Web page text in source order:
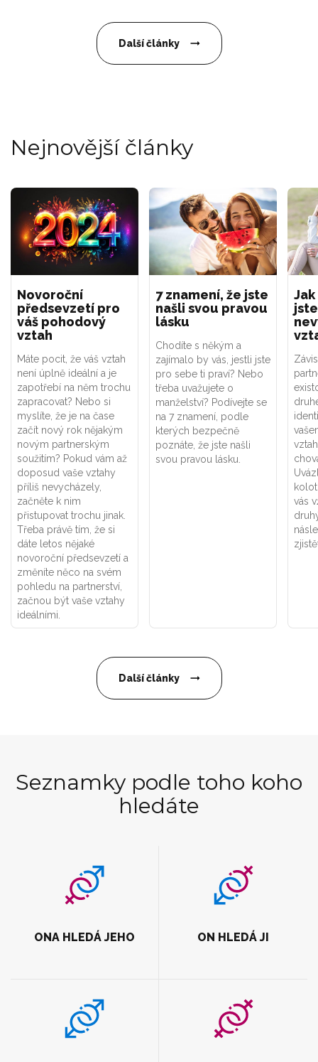
Další články
Nejnovější články
Novoroční
předsevzetí pro
váš pohodový
vztah
Máte pocit, že váš vztah
není úplně ideální a je
zapotřebí na něm trochu
zapracovat? Nebo si
myslíte, že je na čase
začít nový rok nějakým
novým partnerským
soužitím? Pokud vám až
doposud vaše vztahy
příliš nevycházely,
začněte k nim
přistupovat trochu jinak.
Třeba právě tím, že si
dáte letos nějaké
novoroční předsevzetí a
změníte něco na svém
pohledu na partnerství,
začnou být vaše vztahy
ideálními.
7 znamení, že jste
našli svou pravou
lásku
Chodíte s někým a
zajímalo by vás, jestli jste
pro sebe ti praví? Nebo
třeba uvažujete o
manželství? Podívejte se
na 7 znamení, podle
kterých bezpečně
poznáte, že jste našli
svou pravou lásku.
vás
Další články
Seznamky podle toho koho
hledáte
ONA HLEDÁ JEHO ON HLEDÁ JI